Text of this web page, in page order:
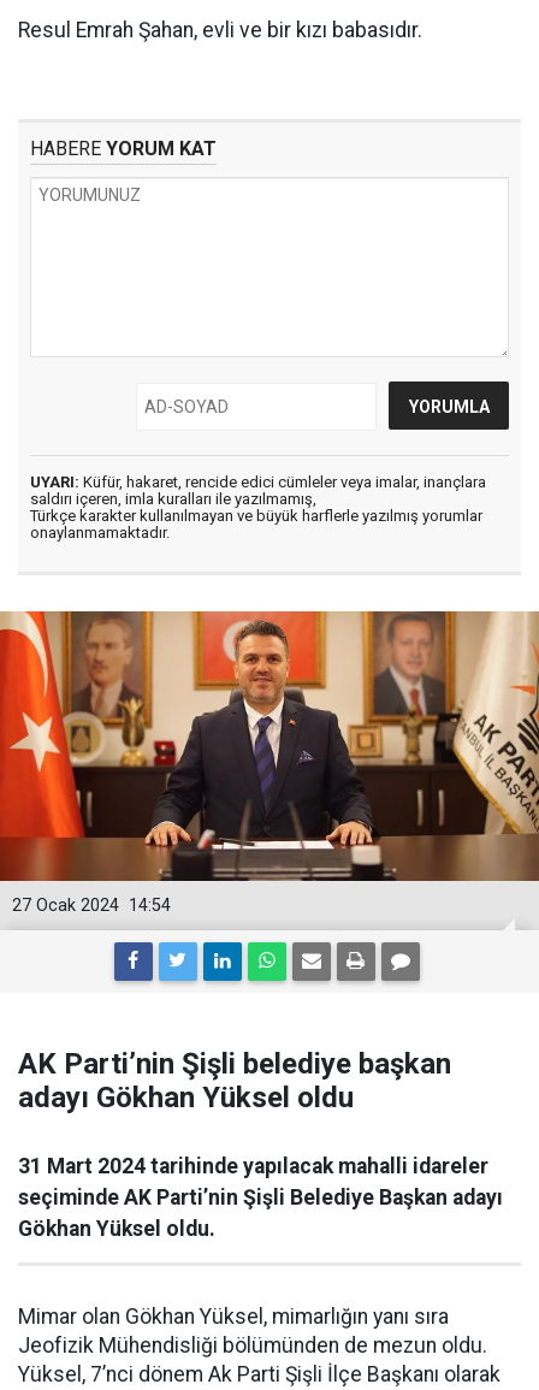
Resul Emrah Şahan, evli ve bir kızı babasıdır.
HABERE YORUM KAT
UYARI: Küfür, hakaret, rencide edici cümleler veya imalar, inançlara
saldırı içeren, imla kuralları ile yazılmamış,
Türkçe karakter kullanılmayan ve büyük harflerle yazılmış yorumlar
onaylanmamaktadır.
14:54
27 Ocak 2024
AK Parti’nin Şişli belediye başkan
adayı Gökhan Yüksel oldu
31 Mart 2024 tarihinde yapılacak mahalli idareler
seçiminde AK Parti’nin Şişli Belediye Başkan adayı
Gökhan Yüksel oldu.
Mimar olan Gökhan Yüksel, mimarlığın yanı sıra
Jeofizik Mühendisliği bölümünden de mezun oldu.
Yüksel, 7’nci dönem Ak Parti Şişli İlçe Başkanı olarak